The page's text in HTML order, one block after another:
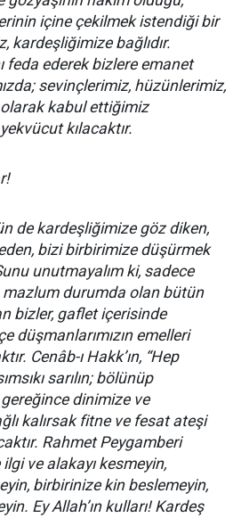
içine çekilmek istendiği bir
kardeşliğimize bağlıdır.
feda ederek bizlere emanet
sevinçlerimiz, hüzünlerimiz,
olarak kabul ettiğimiz
kılacaktır.
de kardeşliğimize göz diken,
bizi birbirimize düşürmek
unutmayalım ki, sadece
mazlum durumda olan bütün
bizler, gaflet içerisinde
düşmanlarımızın emelleri
Cenâb-ı Hakk’ın, “Hep
sarılın; bölünüp
dinimize ve
kalırsak fitne ve fesat ateşi
Rahmet Peygamberi
ve alakayı kesmeyin,
birbirinize kin beslemeyin,
Ey Allah’ın kulları! Kardeş